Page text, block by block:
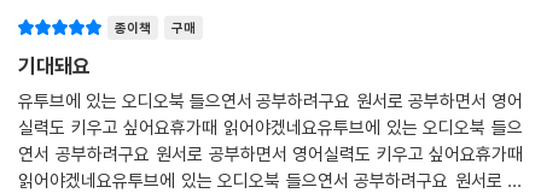
종이책 구매
기대돼요
유투브에 있는 오디오북 들으연서 공부하려구요 원서로 공부하면서 영어
실력도 키우고 싶어요휴가때 읽어야겠네요유투브에 있는 오디오북 들으
연서 공부하려구요 원서로 공부하면서 영어실력도 키우고 싶어요휴가때
읽어야겠네요유투브에 있는 오디오북 들으연서 공부하려구요 원서로 공